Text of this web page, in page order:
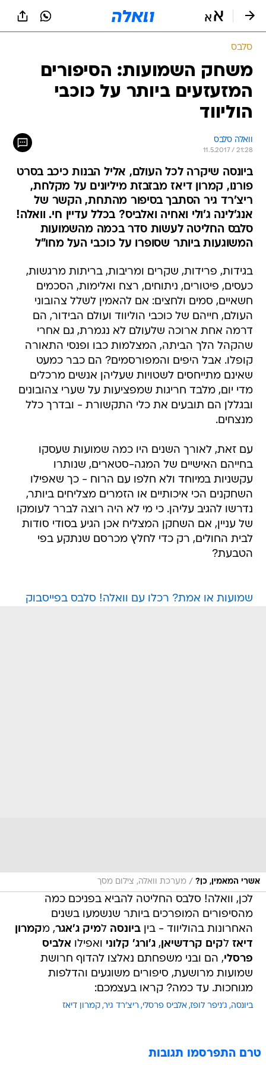
סלבס
משחק השמועות: הסיפורים
המזעזעים ביותר על כוכבי
הוליווד
וואלה סלבס
11.5.2017 / 21:28
ביונסה שיקרה לכל העולם, אליל הבנות כיכב בסרט
פורנו, קמרון דיאז מבזבזת מיליונים על מקלחת,
ריצ'רד גיר הסתבך בסיפור מהתחת, הקשר של
אנג'לינה ג'ולי ואחיה ואלביס? בכלל עדיין חי. וואלה!
סלבס החליטה לעשות סדר בכמה מהשמועות
המשוגעות ביותר שסופרו על כוכבי העל מחו"ל
בגידות, פרידות, שקרים ומריבות, בריתות מרגשות,
כעסים, פיטורים, ניתוחים, רצח ואלימות, הסכמים
חשאיים, סמים ולחצים: אם להאמין לשלל צהובוני
העולם, חייהם של כוכבי הוליווד ועולם הבידור, הם
דרמה אחת ארוכה שלעולם לא נגמרת, גם אחרי
שהקהל הלך הביתה, המצלמות כבו ופנסי התאורה
קופלו. אבל היפים והמפורסמים? הם כבר כמעט
שאינם מתייחסים לשטויות שעליהן אנשים מרכלים
מדי יום, מלבד חריגות שמפציעות על שערי צהובונים
ובגללן הם תובעים את כלי התקשורת - ובדרך כלל
מנצחים.
עם זאת, לאורך השנים היו כמה שמועות שעסקו
בחייהם האישיים של המגה-סטארים, שנותרו
עקשניות במיוחד ולא חלפו עם הרוח - כך שאפילו
השחקנים הכי איכותיים או הזמרים מצליחים ביותר,
נדרשו להגיב עליהן. כי מי לא היה רוצה לברר לעומקו
של עניין, אם השחקן המצליח אכן הגיע בסודי סודות
לבית החולים, רק כדי לחלץ מכרסם שנתקע בפי
הטבעת?
שמועות או אמת? רכלו עם וואלה! סלבס בפייסבוק
אשרי המאמין, כן? / מערכת וואלה, צילום מסך
לכן, וואלה! סלבס החליטה להביא בפניכם כמה
מהסיפורים המופרכים ביותר שנשמעו בשנים
האחרונות בהוליווד - ביןביונסה למיק ג'אגר, מקמרון
דיאז לקים קרדשיאן,ג'ורג' קלוני ואפילו אלביס
פרסלי, הם ובני משפחתם נאלצו להדוף חרושת
שמועות מרושעת, סיפורים משוגעים והדלפות
מגוחכות. עד כמה? קראו בעצמכם:
ביונסה ג'ניפר לופז אלביס פרסלי ריצ'רד גיר קמרון דיאז
טרם התפרסמו תגובות